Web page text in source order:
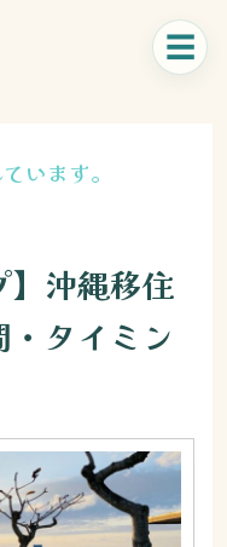
います。
】沖縄移住
タイミン